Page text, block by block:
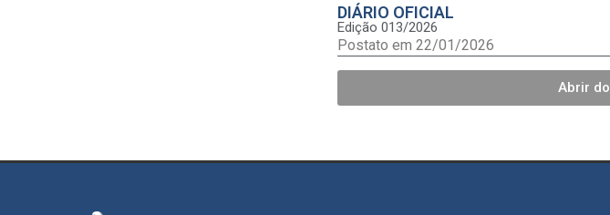
DIÁRIO OFICIAL
Edição 013/2026
Postato em 22/01/2026
Abrir